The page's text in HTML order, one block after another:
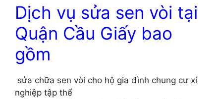
Dịch vụ sửa sen vòi tại
Quận Cầu Giấy bao
gồm
sửa chữa sen vòi cho hộ gia đình chung cư xí
nghiệp tập thể